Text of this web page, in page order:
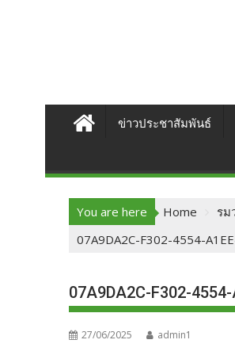
ข่าวประชาสัมพันธ์
You are here Home
รม
07A9DA2C-F302-4554-
07A9DA2C-F302-
27/06/2025 admin1